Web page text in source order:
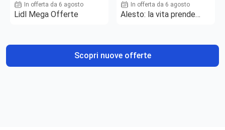
In offerta da 6 agosto
Lidl Mega Offerte
In offerta da 6 agosto
Alesto: la vita prende
Scopri nuove offerte